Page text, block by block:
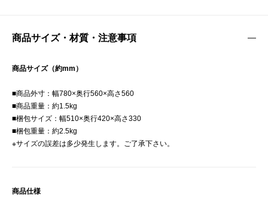
商品サイズ・材質・注意事項
商品サイズ（約mm）
■商品外寸：幅780×奥行560×高さ560
■商品重量：約1.5kg
■梱包サイズ：幅510×奥行420×高さ330
■梱包重量：約2.5kg
※サイズの誤差は多少発生します。ご了承下さい。
商品仕様